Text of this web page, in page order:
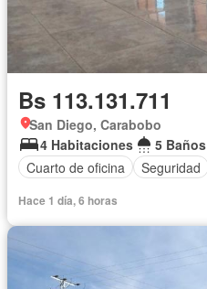
Bs 113.131.711
San Diego, Carabobo
4 Habitaciones
5 Baños
Cuarto de oficina
Seguridad
Hace 1 día, 6 horas